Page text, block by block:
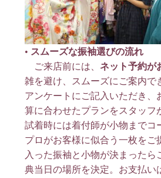
• スムーズな振袖選びの流れ
ご来店前には、ネット予約が
雑を避け、スムーズにご案内で
アンケートにご記入いただき、
算に合わせたプランをスタッフ
試着時には着付師が小物までコ
プロがお客様に似合う一枚をご
入った振袖と小物が決まったら
典当日の場所を決定。お支払い